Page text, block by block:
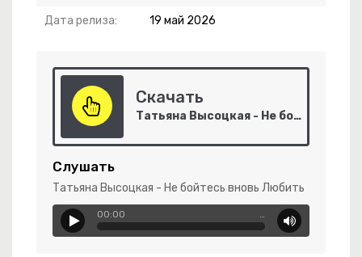
Дата релиза: 19 май 2026
Скачать
Татьяна Высоцкая - Не бойтесь вновь Любить
Слушать
Татьяна Высоцкая - Не бойтесь вновь Любить
00:00 …
Урожай